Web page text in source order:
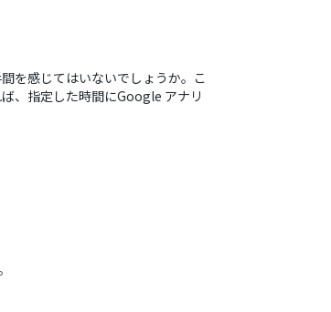
を感じてはいないでしょうか。こ
、指定した時間にGoogle アナリ